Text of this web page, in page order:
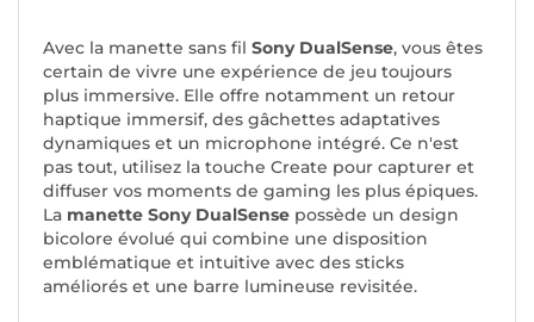
Avec la manette sans fil Sony DualSense, vous êtes
certain de vivre une expérience de jeu toujours
plus immersive. Elle offre notamment un retour
haptique immersif, des gâchettes adaptatives
dynamiques et un microphone intégré. Ce n'est
pas tout, utilisez la touche Create pour capturer et
diffuser vos moments de gaming les plus épiques.
La manette Sony DualSense possède un design
bicolore évolué qui combine une disposition
emblématique et intuitive avec des sticks
améliorés et une barre lumineuse revisitée.